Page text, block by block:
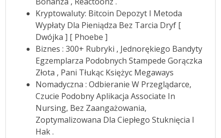
Kryptowaluty: Bitcoin Depozyt I Metoda
Wypłaty Dla Pieniądza Bez Tarcia Dryf [
Dwójka ] [ Phoebe ]
Biznes : 300+ Rubryki , Jednorękiego Bandyty
Egzemplarza Podobnych Stampede Gorączka
Złota , Pani Tłukąc Księżyc Megaways
Nomadyczna : Odbieranie W Przeglądarce,
Czucie Podobny Aplikacja Associate In
Nursing, Bez Zaangażowania,
Zoptymalizowana Dla Ciepłego Stuknięcia I
Hak .